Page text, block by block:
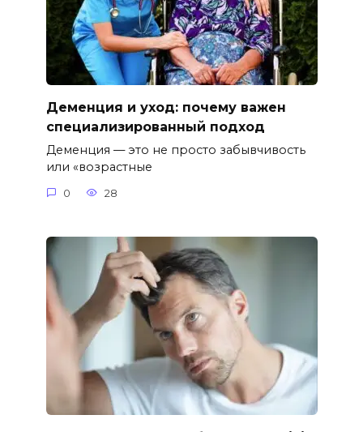
Деменция и уход: почему важен
специализированный подход
Деменция — это не просто забывчивость
или «возрастные
0 28